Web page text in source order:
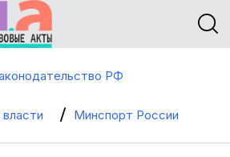
РФ
Минспорт России